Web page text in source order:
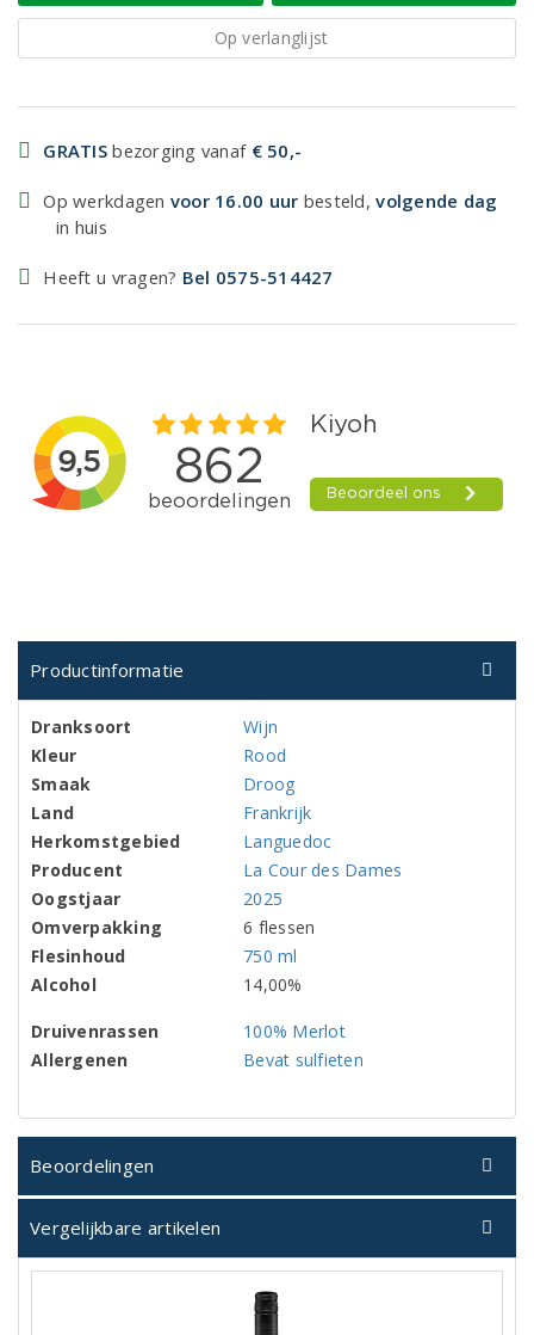
Op verlanglijst
GRATIS bezorging vanaf € 50,-
Op werkdagen voor 16.00 uur besteld,volgende dag
in huis
Heeft u vragen? Bel 0575-514427
Productinformatie
Dranksoort
Wijn
Kleur
Rood
Smaak
Droog
Land
Frankrijk
Herkomstgebied
Languedoc
Producent
La Cour des Dames
Oogstjaar
2025
Omverpakking
6 flessen
Flesinhoud
750 ml
Alcohol
14,00%
Druivenrassen
100% Merlot
Allergenen
Bevat sulfieten
Beoordelingen
Vergelijkbare artikelen